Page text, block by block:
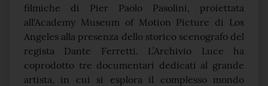
filmiche di Pier Paolo Pasolini, proiettata
all'Academy Museum of Motion Picture di Los
Angeles alla presenza dello storico scenografo del
regista Dante Ferretti. L’Archivio Luce ha
coprodotto tre documentari dedicati al grande
artista, in cui si esplora il complesso mondo